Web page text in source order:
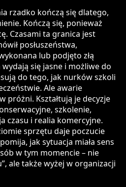
rzadko kończą się dlatego,
Kończą się, ponieważ
Czasami ta granica jest
posłuszeństwa,
lub podjęto złą
się jasne i możliwe do
do tego, jak nurków szkoli
Ale awarie
próżni. Kształtują je decyzje
szkolenie,
czasu i realia komercyjne.
sprzętu daje poczucie
jak sytuacja miała sens
w tym momencie – nie
ale także wyżej w organizacji